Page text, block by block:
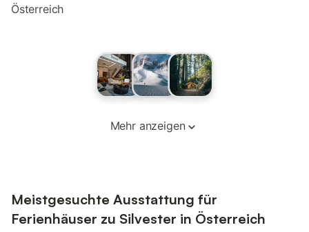
Österreich
Mehr anzeigen
Meistgesuchte Ausstattung für
Ferienhäuser zu Silvester in Österreich